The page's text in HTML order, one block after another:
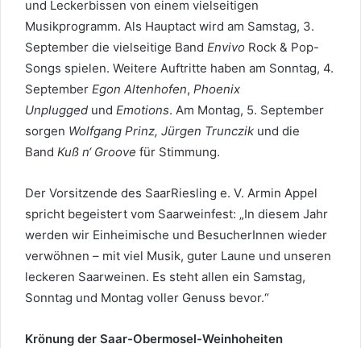
und Leckerbissen von einem vielseitigen
Musikprogramm. Als Hauptact wird am Samstag, 3.
September die vielseitige Band Envivo Rock & Pop-
Songs spielen. Weitere Auftritte haben am Sonntag, 4.
September Egon Altenhofen, Phoenix
Unplugged und Emotions. Am Montag, 5. September
sorgen Wolfgang Prinz, Jürgen Trunczik und die
Band Kuß n‘ Groove für Stimmung.
Der Vorsitzende des SaarRiesling e. V. Armin Appel
spricht begeistert vom Saarweinfest: „In diesem Jahr
werden wir Einheimische und BesucherInnen wieder
verwöhnen – mit viel Musik, guter Laune und unseren
leckeren Saarweinen. Es steht allen ein Samstag,
Sonntag und Montag voller Genuss bevor.“
Krönung der Saar-Obermosel-Weinhoheiten